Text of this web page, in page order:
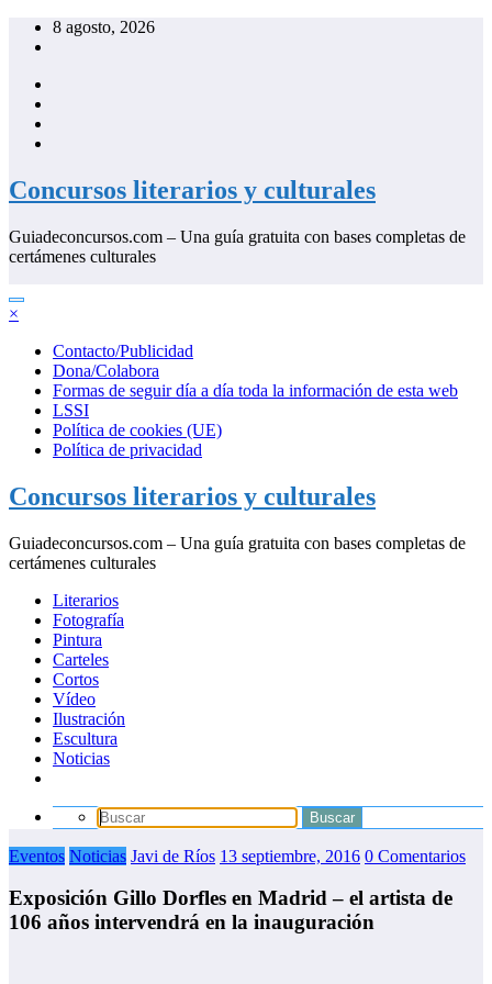
Saltar
8 agosto, 2026
Concursos literarios y culturales
Guiadeconcursos.com – Una guía gratuita con bases completas de
certámenes culturales
×
Contacto/Publicidad
Dona/Colabora
Formas de seguir día a día toda la información de esta web
LSSI
Política de cookies (UE)
Política de privacidad
Concursos literarios y culturales
Guiadeconcursos.com – Una guía gratuita con bases completas de
certámenes culturales
Literarios
Fotografía
Pintura
Carteles
Cortos
Vídeo
Ilustración
Escultura
Noticias
Eventos Noticias Javi de Ríos 13 septiembre, 2016 0 Comentarios
Exposición Gillo Dorfles en Madrid – el artista de
106 años intervendrá en la inauguración